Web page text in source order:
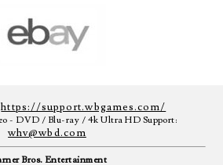
https://support.wbgames.com/
- DVD / Blu-ray / 4k Ultra HD Support:
whv@wbd.com
Bros. Entertainment